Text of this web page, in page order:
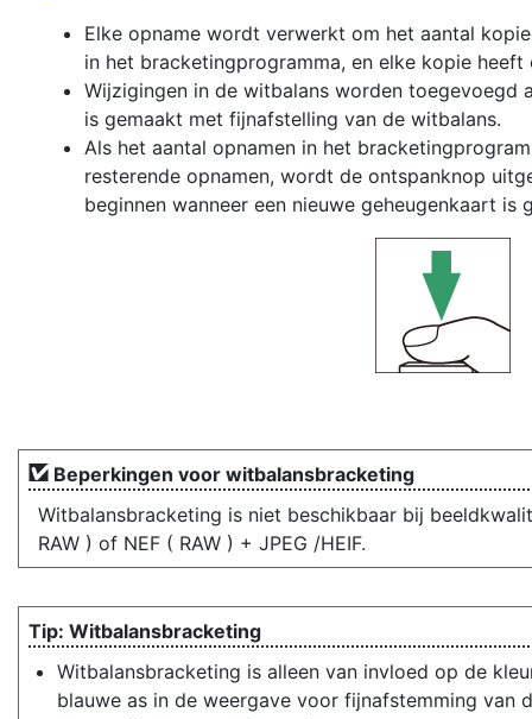
Elke opname wordt verwerkt om het aantal
in het bracketingprogramma, en elke kopie heeft
Wijzigingen in de witbalans worden toegevoegd
is gemaakt met fijnafstelling van de witbalans.
Als het aantal opnamen in het
resterende opnamen, wordt de ontspanknop
beginnen wanneer een nieuwe geheugenkaart is
Beperkingen voor witbalansbracketing
Witbalansbracketing is niet beschikbaar bij
RAW ) of NEF ( RAW ) + JPEG /HEIF.
Witbalansbracketing
Witbalansbracketing is alleen van invloed op de
blauwe as in de weergave voor fijnafstemming van